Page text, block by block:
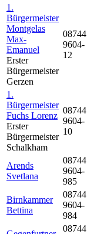
1.
Bürgermeister
Montgelas
Max-
Emanuel
Erster
Bürgermeister
Gerzen
08744
9604-
12
1.
Bürgermeister
Fuchs Lorenz
Erster
Bürgermeister
Schalkham
08744
9604-
10
Arends
Svetlana
08744
9604-
985
Birnkammer
Bettina
08744
9604-
984
08744